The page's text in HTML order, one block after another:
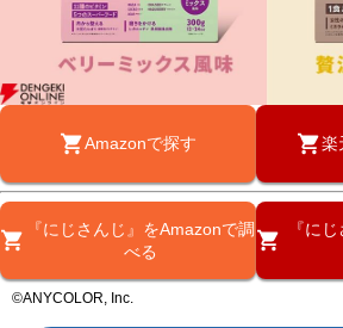
Amazonで探す 楽
『にじさんじ』をAmazonで調
べる
『に
©ANYCOLOR, Inc.